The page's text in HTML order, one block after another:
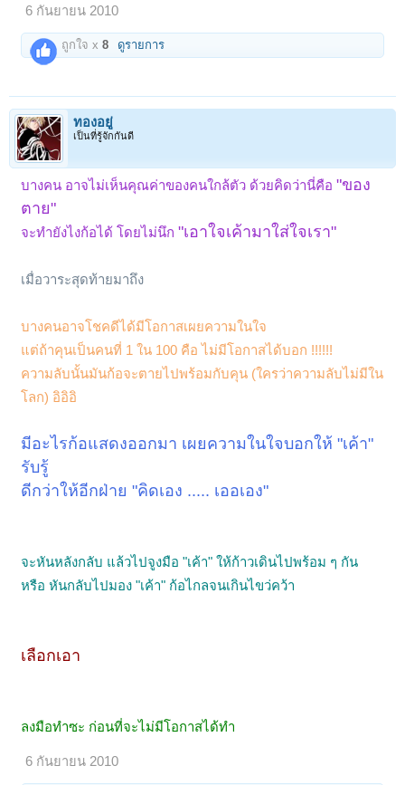
6 กันยายน 2010
ถูกใจ x8 ดูรายการ
ทองอยู่
เป็นที่รู้จักกันดี
บางคน อาจไม่เห็นคุณค่าของคนใกล้ตัว ด้วยคิดว่านี่คือ"ของ
ตาย"
จะทำยังไงก้อได้ โดยไม่นึก"เอาใจเค้ามาใส่ใจเรา"
เมื่อวาระสุดท้ายมาถึง
บางคนอาจโชคดีได้มีโอกาสเผยความในใจ
แต่ถ้าคุนเป็นคนที่ 1 ใน 100 คือ ไม่มีโอกาสได้บอก !!!!!!
ความลับนั้นมันก้อจะตายไปพร้อมกับคุน (ใครว่าความลับไม่มีใน
โลก) อิอิอิ
มีอะไรก้อแสดงออกมา เผยความในใจบอกให้ "เค้า"
รับรู้
ดีกว่าให้อีกฝ่าย "คิดเอง ..... เออเอง"
จะหันหลังกลับ แล้วไปจูงมือ "เค้า" ให้ก้าวเดินไปพร้อม ๆ กัน
หรือ หันกลับไปมอง "เค้า" ก้อไกลจนเกินไขว่คว้า
เลือกเอา
ลงมือทำซะ ก่อนที่จะไม่มีโอกาสได้ทำ
6 กันยายน 2010